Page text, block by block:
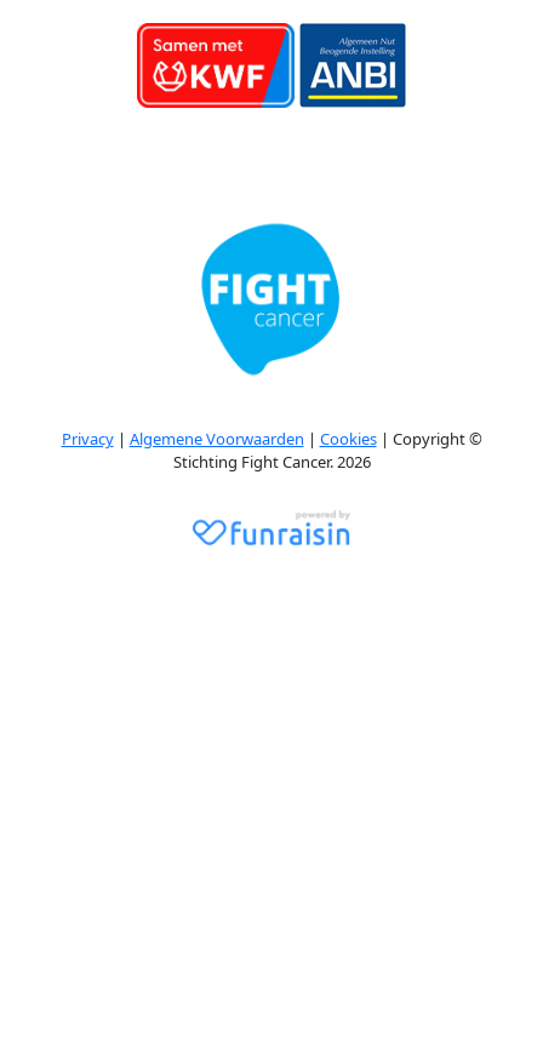
Privacy| Algemene Voorwaarden | Cookies| Copyright ©
Stichting Fight Cancer. 2026